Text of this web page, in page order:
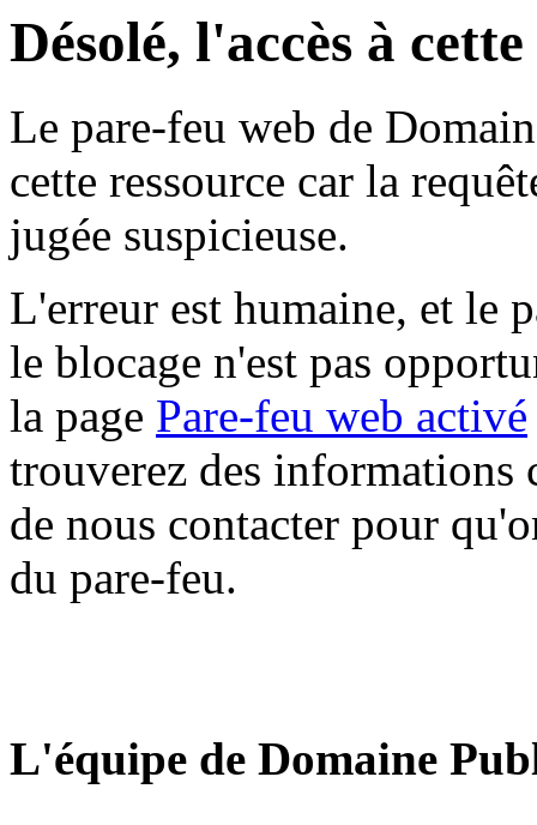
Désolé, l'accès à
Le pare-feu web de
cette ressource car la
jugée suspicieuse.
L'erreur est humaine, et le
le blocage n'est pas
la page Pare-feu web activé
trouverez des informations
de nous contacter pour
du pare-feu.
L'équipe de Domaine